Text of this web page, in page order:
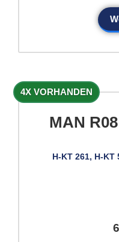
4X VORHANDEN
MAN
H-KT 261, H-KT